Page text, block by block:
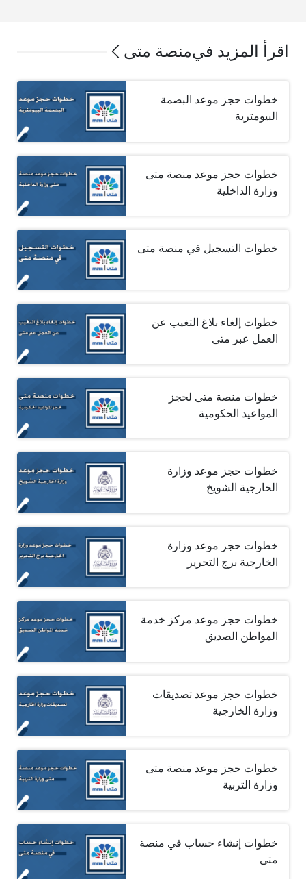
اقرأ المزيد فيمنصة متى
خطوات حجز موعد البصمة
البيومترية
خطوات حجز موعد منصة متى
وزارة الداخلية
خطوات التسجيل في منصة متى
خطوات إلغاء بلاغ التغيب عن
العمل عبر متى
خطوات منصة متى لحجز
المواعيد الحكومية
خطوات حجز موعد وزارة
الخارجية الشويخ
خطوات حجز موعد وزارة
الخارجية برج التحرير
خطوات حجز موعد مركز خدمة
المواطن الصديق
خطوات حجز موعد تصديقات
وزارة الخارجية
خطوات حجز موعد منصة متى
وزارة التربية
خطوات إنشاء حساب في منصة
متى